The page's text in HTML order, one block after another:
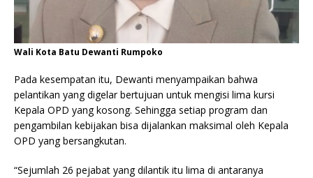
Wali Kota Batu Dewanti Rumpoko
Pada kesempatan itu, Dewanti menyampaikan bahwa
pelantikan yang digelar bertujuan untuk mengisi lima kursi
Kepala OPD yang kosong. Sehingga setiap program dan
pengambilan kebijakan bisa dijalankan maksimal oleh Kepala
OPD yang bersangkutan.
“Sejumlah 26 pejabat yang dilantik itu lima di antaranya